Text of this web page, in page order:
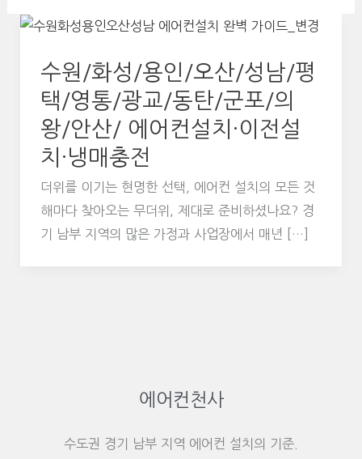
수원/화성/용인/오산/성남/평
택/영통/광교/동탄/군포/의
왕/안산/ 에어컨설치·이전설
치·냉매충전
더위를 이기는 현명한 선택, 에어컨 설치의 모든 것
해마다 찾아오는 무더위, 제대로 준비하셨나요? 경
기 남부 지역의 많은 가정과 사업장에서 매년 […]
에어컨천사
수도권 경기 남부 지역 에어컨 설치의 기준.